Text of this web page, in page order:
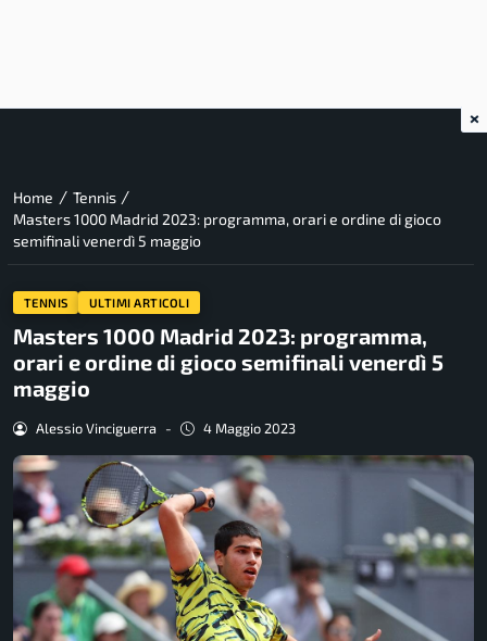
Home / Tennis /
Masters 1000 Madrid 2023: programma, orari e ordine di gioco
semifinali venerdì 5 maggio
TENNIS ULTIMI ARTICOLI
Masters 1000 Madrid 2023: programma,
orari e ordine di gioco semifinali venerdì 5
maggio
Alessio Vinciguerra - 4 Maggio 2023
×